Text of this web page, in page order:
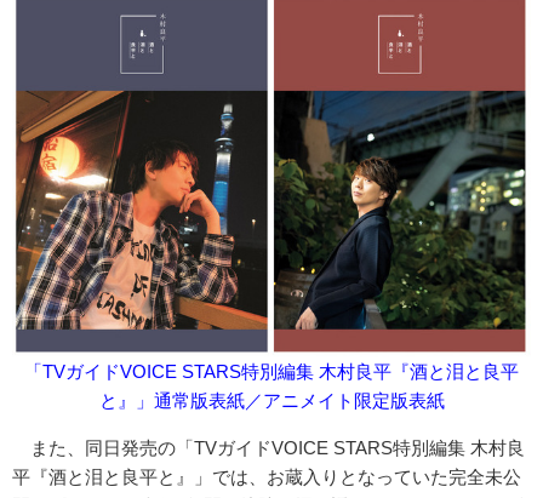
「TVガイドVOICE STARS特別編集 木村良平『酒と泪と良平
と』」通常版表紙／アニメイト限定版表紙
また、同日発売の「TVガイドVOICE STARS特別編集 木村良
平『酒と泪と良平と』」では、お蔵入りとなっていた完全未公